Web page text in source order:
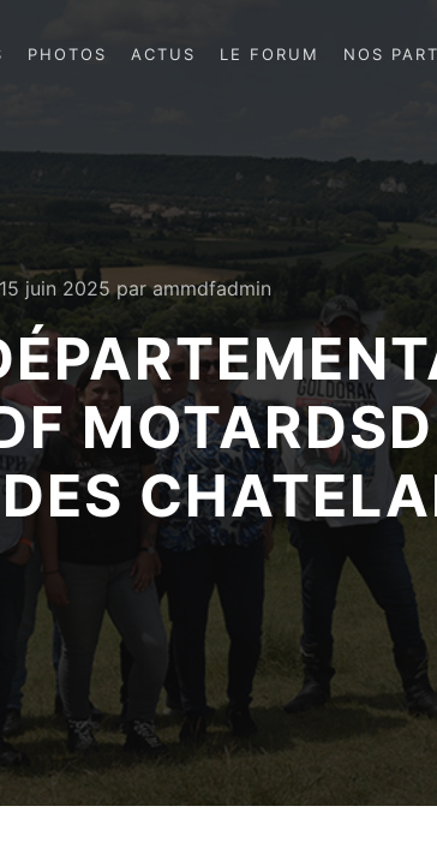
PHOTOS ACTUS LE FORUM NOS
15 juin 2025parammdfadmin